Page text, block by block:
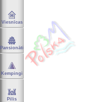
Viesnīcas
Pansionāti
Kempingi
Pilis